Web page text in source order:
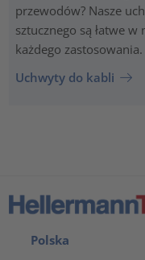
przewodów? Nasze
sztucznego są łatwe
każdego
Uchwyty do kabli
Polska